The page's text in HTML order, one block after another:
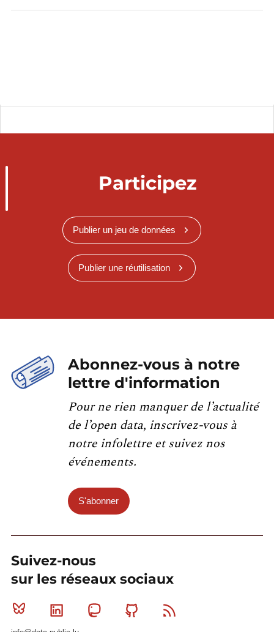
Participez
Publier un jeu de données
Publier une réutilisation
Abonnez-vous à notre
lettre d'information
Pour ne rien manquer de l’actualité
de l’open data, inscrivez-vous à
notre infolettre et suivez nos
événements.
S'abonner
Suivez-nous
sur les réseaux sociaux
Bluesky Linkedin MastodonGithub